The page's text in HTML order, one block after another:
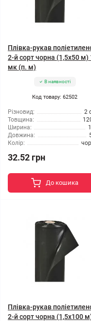
Плівка-рукав
2-й сорт чорна (1,5x50 м)
мк (п. м)
В наявності
Код товару: 62502
Різновид:
2
Товщина:
Ширина:
Довжина:
Колір:
32.52 грн
До кошика
Плівка-рукав
2-й сорт чорна (1,5x100